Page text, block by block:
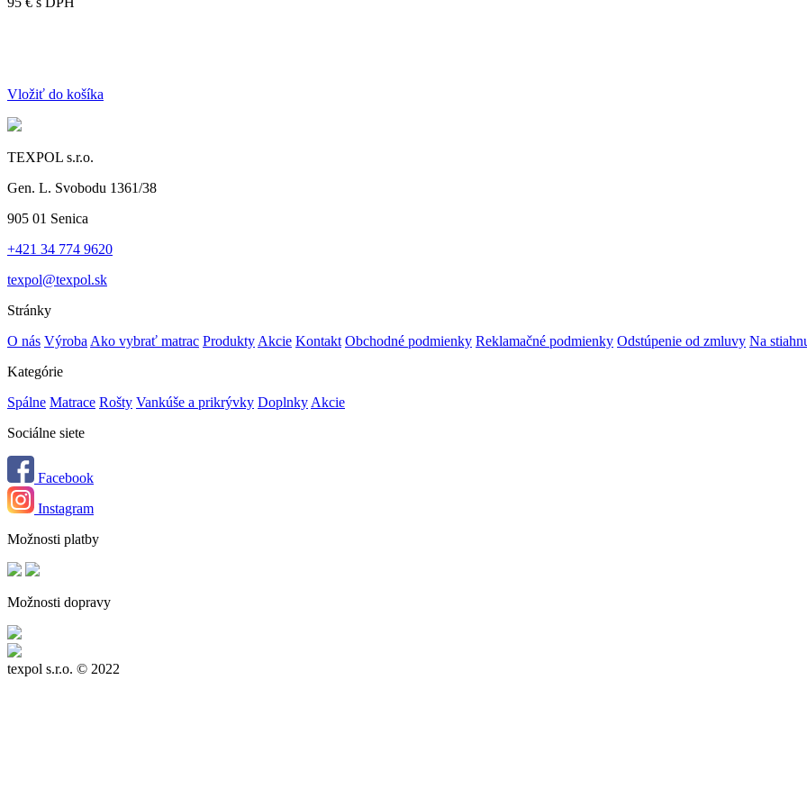
Vložiť do košíka
TEXPOL s.r.o.
Gen. L. Svobodu 1361/38
905 01 Senica
+421 34 774 9620
texpol@texpol.sk
Stránky
O nás Výroba Ako vybrať matrac Produkty Akcie Kontakt Obchodné podmienky Reklamačné podmienky Odstúpenie od zmluvy Na
Kategórie
Spálne Matrace Rošty Vankúše a prikrývky Doplnky Akcie
Sociálne siete
Facebook
Instagram
Možnosti platby
Možnosti dopravy
texpol s.r.o. © 2022